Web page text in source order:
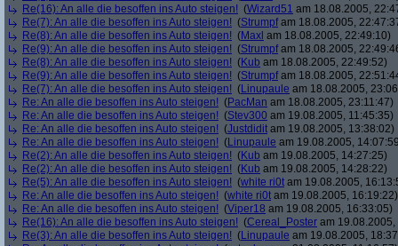
Re(16): An alle die besoffen ins Auto steigen! (Wizard51 am 18.08.2005,
Re(7): An alle die besoffen ins Auto steigen! (Strumpfam 18.08.2005,
Re(8): An alle die besoffen ins Auto steigen! (Maxl am 18.08.2005, 22:49:10)
Re(9): An alle die besoffen ins Auto steigen! (Strumpfam 18.08.2005,
Re(8): An alle die besoffen ins Auto steigen! (Kub am 18.08.2005, 22:49:52)
Re(9): An alle die besoffen ins Auto steigen! (Strumpfam 18.08.2005,
Re(7): An alle die besoffen ins Auto steigen! (Linupaule am 18.08.2005,
Re: An alle die besoffen ins Auto steigen! (PacMan am 18.08.2005, 23:11:47)
Re: An alle die besoffen ins Auto steigen! (Stev300 am 19.08.2005, 11:45:35)
Re: An alle die besoffen ins Auto steigen! (Justdidit am 19.08.2005, 13:38:02)
Re: An alle die besoffen ins Auto steigen! (Linupaule am 19.08.2005,
Re(2): An alle die besoffen ins Auto steigen! (Kub am 19.08.2005, 14:27:25)
Re(2): An alle die besoffen ins Auto steigen! (Kub am 19.08.2005, 14:28:22)
Re(5): An alle die besoffen ins Auto steigen! (white ri0t am 19.08.2005,
Re: An alle die besoffen ins Auto steigen! (white ri0t am 19.08.2005, 16:19:22)
Re: An alle die besoffen ins Auto steigen! (Viper18 am 19.08.2005, 16:33:05)
Re(16): An alle die besoffen ins Auto steigen! (Cereal_Poster am
Re(3): An alle die besoffen ins Auto steigen! (Linupaule am 19.08.2005,